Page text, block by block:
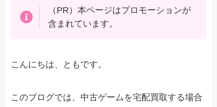
（PR）本ページはプロモーションが
含まれています。
こんにちは、ともです。
このブログでは、中古ゲームを宅配買取する場合